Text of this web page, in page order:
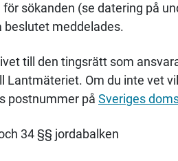
sökanden (se datering på
beslutet meddelades.
till den tingsrätt som
Lantmäteriet. Om du inte vet
postnummer på Sveriges
34 §§ jordabalken